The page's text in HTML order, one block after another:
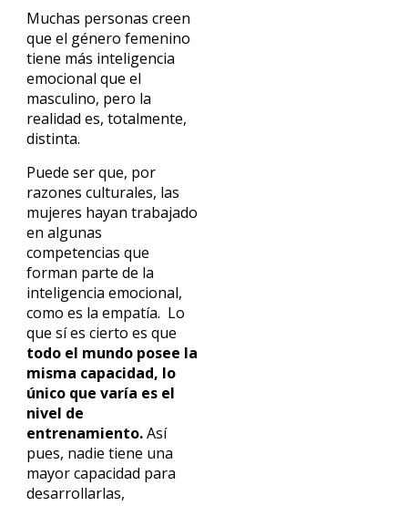
Muchas personas creen
que el género femenino
tiene más inteligencia
emocional que el
masculino, pero la
realidad es, totalmente,
distinta.
Puede ser que, por
razones culturales, las
mujeres hayan trabajado
en algunas
competencias que
forman parte de la
inteligencia emocional,
como es la empatía. Lo
que sí es cierto es que
todo el mundo posee la
misma capacidad, lo
único que varía es el
nivel de
entrenamiento.Así
pues, nadie tiene una
mayor capacidad para
desarrollarlas,